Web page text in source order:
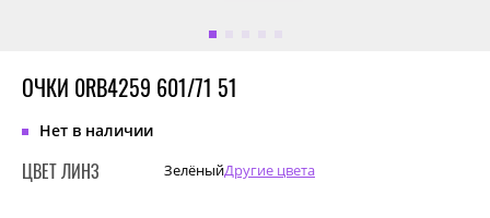
ОЧКИ 0RB4259 601/71 51
Нет в наличии
ЦВЕТ ЛИНЗ ЗелёныйДругие цвета